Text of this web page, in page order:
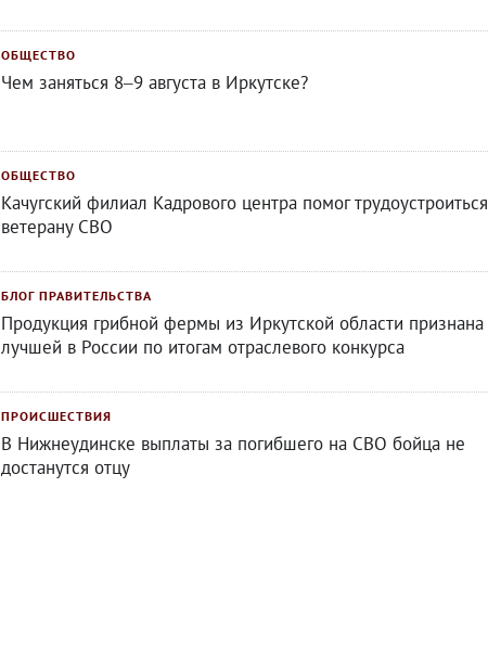
ОБЩЕСТВО
Чем заняться 8–9 августа в Иркутске?
ОБЩЕСТВО
Качугский филиал Кадрового центра помог трудоустроиться
ветерану СВО
БЛОГ ПРАВИТЕЛЬСТВА
Продукция грибной фермы из Иркутской области признана
лучшей в России по итогам отраслевого конкурса
ПРОИСШЕСТВИЯ
В Нижнеудинске выплаты за погибшего на СВО бойца не
достанутся отцу